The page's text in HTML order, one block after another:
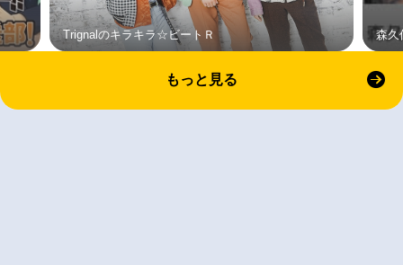
Trignalのキラキラ☆ビートＲ 森久
もっと見る